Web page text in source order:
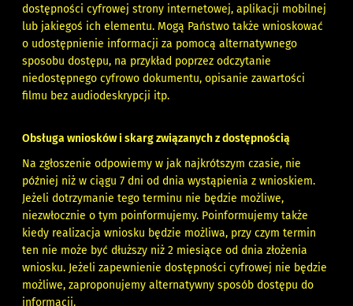
dostępności cyfrowej strony internetowej, aplikacji mobilnej
lub jakiegoś ich elementu. Mogą Państwo także wnioskować
o udostępnienie informacji za pomocą alternatywnego
sposobu dostępu, na przykład poprzez odczytanie
niedostępnego cyfrowo dokumentu, opisanie zawartości
filmu bez audiodeskrypcji itp.
Obsługa wniosków i skarg związanych z dostępnością
Na zgłoszenie odpowiemy w jak najkrótszym czasie, nie
później niż w ciągu 7 dni od dnia wystąpienia z wnioskiem.
Jeżeli dotrzymanie tego terminu nie będzie możliwe,
niezwłocznie o tym poinformujemy. Poinformujemy także
kiedy realizacja wniosku będzie możliwa, przy czym termin
ten nie może być dłuższy niż 2 miesiące od dnia złożenia
wniosku. Jeżeli zapewnienie dostępności cyfrowej nie będzie
możliwe, zaproponujemy alternatywny sposób dostępu do
informacji.